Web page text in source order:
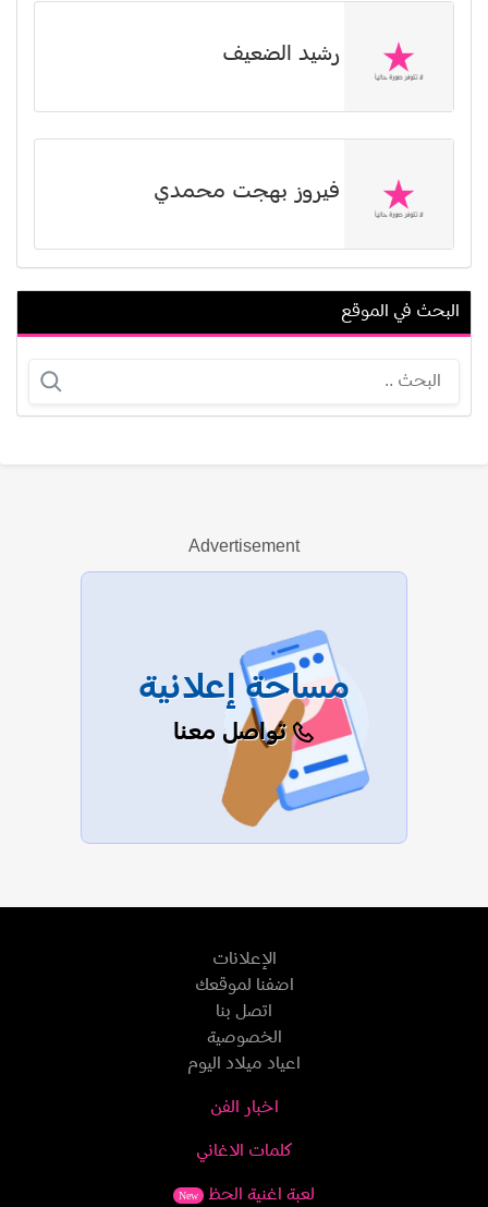
رشيد الضعيف
فيروز بهجت محمدي
تانيا وكسلر
عرض الكل
البحث في الموقع
Advertisement
مساحة إعلانية
تواصل معنا
الإعلانات
اضفنا لموقعك
اتصل بنا
الخصوصية
اعياد ميلاد اليوم
اخبار الفن
كلمات الاغاني
لعبة اغنية الحظ New